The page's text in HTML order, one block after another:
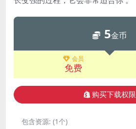
5金币
会员
免费
购买下载权限
包含资源: (1个)